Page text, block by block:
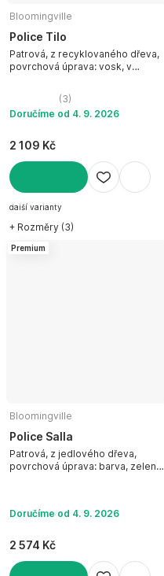
Bloomingville
Police Tilo
Patrová, z recyklovaného dřeva,
povrchová úprava: vosk, v
53 cm, hloubka 10 cm
(3)
Doručíme od 4. 9. 2026
2 109 Kč
DO KOŠÍKU
další varianty
+ Rozměry (3)
Premium
Bloomingville
Police Salla
Patrová, z jedlového dřeva,
povrchová úprava: barva, zelená,
Doručíme od 4. 9. 2026
2 574 Kč